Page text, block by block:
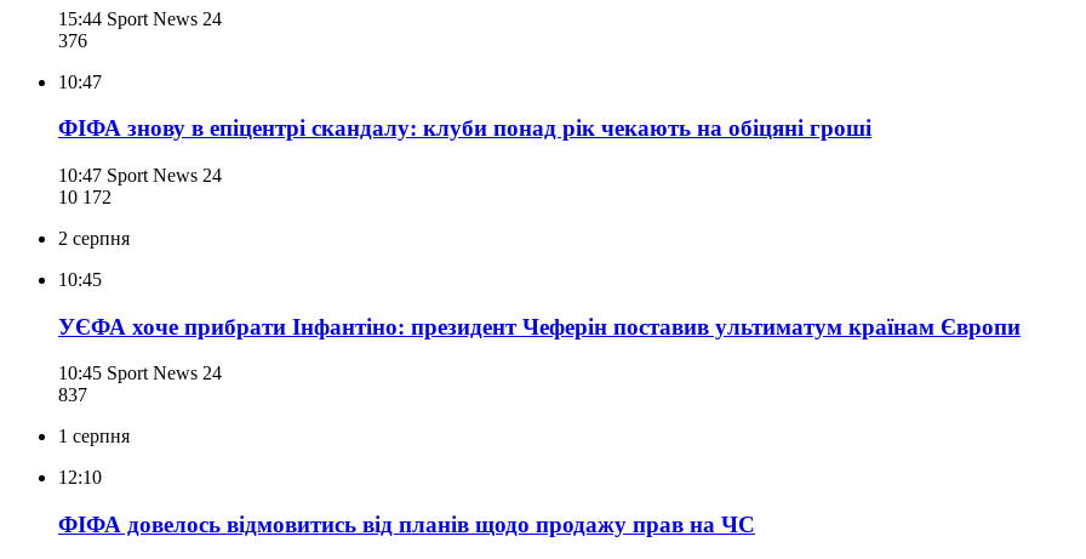
15:44 Sport News 24
376
10:47
ФІФА знову в епіцентрі скандалу: клуби понад рік чекають на обіцяні гроші
10:47 Sport News 24
10 172
2 серпня
10:45
УЄФА хоче прибрати Інфантіно: президент Чеферін поставив ультиматум країнам Європи
10:45 Sport News 24
837
1 серпня
12:10
ФІФА довелось відмовитись від планів щодо продажу прав на ЧС